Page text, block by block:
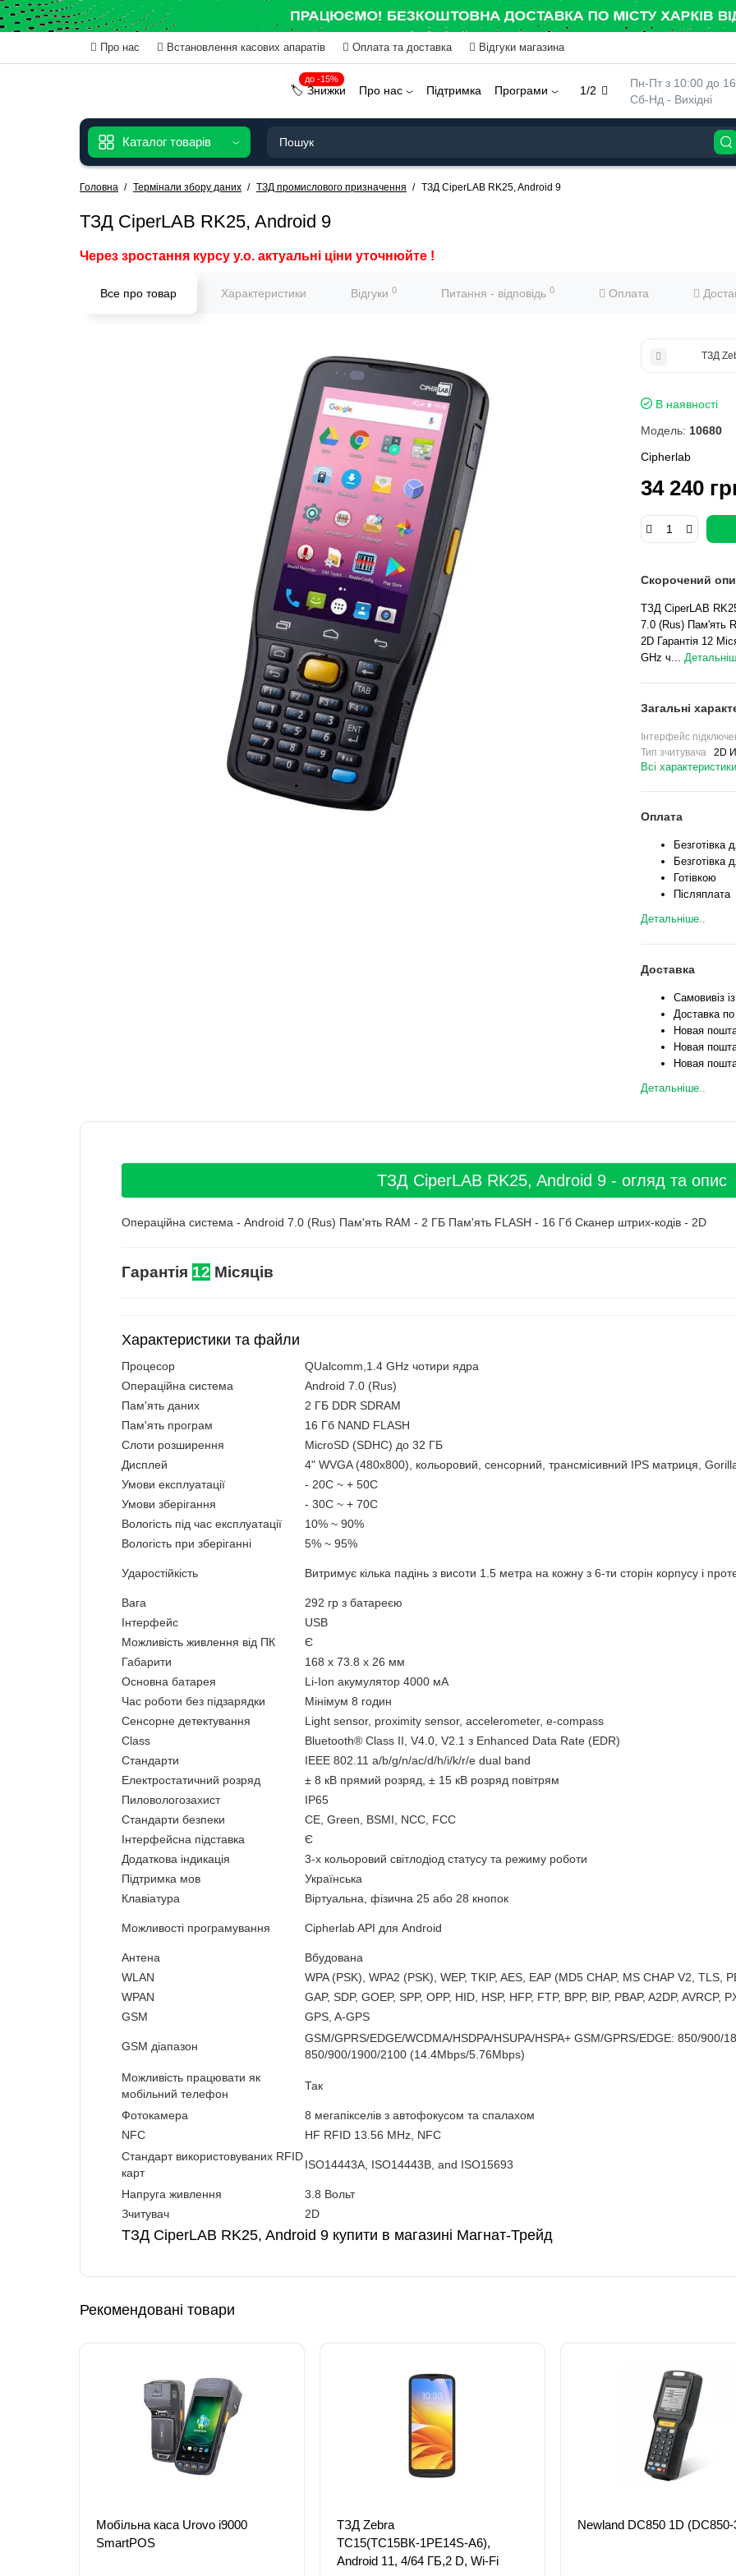
Про нас Встановлення касових апаратів Оплата та доставка Відгуки магазина
Пн-Пт з 10:00 до
Сб-Нд - Вихідні
1/2
до -15%
🏷️ Знижки Про нас Підтримка Програми
Каталог товарів
Головна Термінали збору даних ТЗД промислового призначення ТЗД CiperLAB RK25, Android 9
ТЗД CiperLAB RK25, Android 9
Через зростання курсу у.о. актуальні ціни уточнюйте !
Все про товар Характеристики Відгуки 0 Питання - відповідь 0 Оплата
ТЗД
В наявності
Модель: 10680
Cipherlab
34 240
Скорочений
ТЗД CiperLAB
7.0 (Rus) Пам'ять
2D Гарантія 12
GHz ч...
Загальні
Інтерфейс
Тип зчитувача
2D
Всі характеристики
Оплата
Безготівка
Безготівка
Готівкою
Післяплата
Детальніше..
Доставка
Самовивіз
Доставка
Новая
Новая
Новая
Детальніше..
ТЗД CiperLAB RK25, Android 9 - огляд та опис
Операційна система - Android 7.0 (Rus) Пам'ять RAM - 2 ГБ Пам'ять FLASH - 16 Гб Сканер штрих-кодів - 2D
Гарантія 12 Місяців
Характеристики та файли
Процесор
QUalcomm,1.4 GHz чотири ядра
Операційна система
Android 7.0 (Rus)
Пам'ять даних
2 ГБ DDR SDRAM
Пам'ять програм
16 Гб NAND FLASH
Слоти розширення
MicroSD (SDHC) до 32 ГБ
Дисплей
4" WVGA (480х800), кольоровий, сенсорний, трансмісивний IPS матриця,
Умови експлуатації
- 20C ~ + 50C
Умови зберігання
- 30C ~ + 70C
Вологість під час експлуатації
10% ~ 90%
Вологість при зберіганні
5% ~ 95%
Ударостійкість Витримує кілька падінь з висоти 1.5 метра на кожну з 6-ти сторін корпусу і
Вага
292 гр з батареєю
Інтерфейс
USB
Можливість живлення від ПК
Є
Габарити
168 x 73.8 x 26 мм
Основна батарея
Li-Ion акумулятор 4000 мА
Час роботи без підзарядки
Мінімум 8 годин
Сенсорне детектування
Light sensor, proximity sensor, accelerometer, e-compass
Class
Bluetooth® Class II, V4.0, V2.1 з Enhanced Data Rate (EDR)
Стандарти
IEEE 802.11 a/b/g/n/ac/d/h/i/k/r/e dual band
Електростатичний розряд
± 8 кВ прямий розряд, ± 15 кВ розряд повітрям
Пиловологозахист
IP65
Стандарти безпеки
CE, Green, BSMI, NCC, FCC
Інтерфейсна підставка
Є
Додаткова індикація
3-х кольоровий світлодіод статусу та режиму роботи
Підтримка мов
Українська
Клавіатура
Віртуальна, фізична 25 або 28 кнопок
Можливості програмування Cipherlab API для Android
Антена
Вбудована
WLAN
WPA (PSK), WPA2 (PSK), WEP, TKIP, AES, EAP (MD5 CHAP, MS CHAP V2, TLS,
WPAN
GAP, SDP, GOEP, SPP, OPP, HID, HSP, HFP, FTP, BPP, BIP, PBAP, A2DP, AVRCP,
GSM
GPS, A-GPS
GSM діапазон
GSM/GPRS/EDGE/WCDMA/HSDPA/HSUPA/HSPA+ GSM/GPRS/EDGE: 850/900/
850/900/1900/2100 (14.4Mbps/5.76Mbps)
Можливість працювати як
мобільний телефон
Так
Фотокамера
8 мегапікселів з автофокусом та спалахом
NFC
HF RFID 13.56 MHz, NFC
Стандарт використовуваних RFID
карт
ISO14443A, ISO14443B, and ISO15693
Напруга живлення
3.8 Вольт
Зчитувач
2D
ТЗД CiperLAB RK25, Android 9 купити в магазині Магнат-Трейд
Рекомендовані товари
Мобільна каса Urovo i9000
SmartPOS
ТЗД Zebra
TC15(ТС15ВК-1PE14S-A6),
Android 11, 4/64 ГБ,2 D, Wi-Fi
Newland DC850 1D